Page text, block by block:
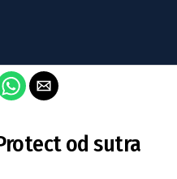
od sutra